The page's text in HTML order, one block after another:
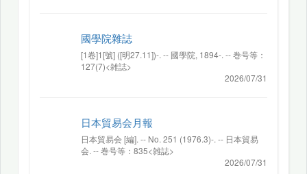
國學院雜誌
[1卷]1[號] ([明27.11])-. -- 國學院, 1894-. -- 巻号等：
127(7)<雑誌>
2026/07/31
日本貿易会月報
日本貿易会 [編]. -- No. 251 (1976.3)-. -- 日本貿易
会. -- 巻号等：835<雑誌>
2026/07/31